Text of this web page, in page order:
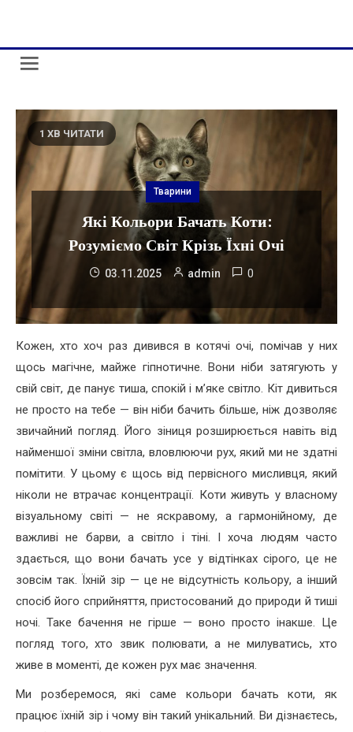
content
1 ХВ ЧИТАТИ
Тварини
Які Кольори Бачать Коти:
Розуміємо Світ Крізь Їхні Очі
03.11.2025 admin 0
Кожен, хто хоч раз дивився в котячі очі, помічав у них
щось магічне, майже гіпнотичне. Вони ніби затягують у
свій світ, де панує тиша, спокій і м’яке світло. Кіт дивиться
не просто на тебе — він ніби бачить більше, ніж дозволяє
звичайний погляд. Його зіниця розширюється навіть від
найменшої зміни світла, вловлюючи рух, який ми не здатні
помітити. У цьому є щось від первісного мисливця, який
ніколи не втрачає концентрації. Коти живуть у власному
візуальному світі — не яскравому, а гармонійному, де
важливі не барви, а світло і тіні. І хоча людям часто
здається, що вони бачать усе у відтінках сірого, це не
зовсім так. Їхній зір — це не відсутність кольору, а інший
спосіб його сприйняття, пристосований до природи й тиші
ночі. Таке бачення не гірше — воно просто інакше. Це
погляд того, хто звик полювати, а не милуватись, хто
живе в моменті, де кожен рух має значення.
Ми розберемося, які саме кольори бачать коти, як
працює їхній зір і чому він такий унікальний. Ви дізнаєтесь,